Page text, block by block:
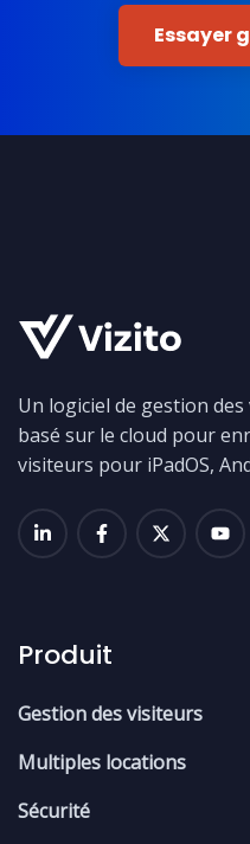
Essayer
Un logiciel de gestion
basé sur le cloud pour
visiteurs pour iPadOS,
Produit
Gestion des visiteurs
Multiples locations
Sécurité